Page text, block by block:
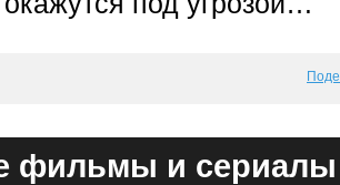
фильмы и сериалы